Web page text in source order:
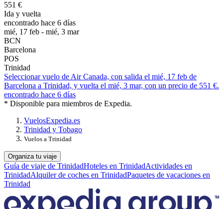
551 €
Ida y vuelta
encontrado hace 6 días
mié, 17 feb - mié, 3 mar
BCN
Barcelona
POS
Trinidad
Seleccionar vuelo de Air Canada, con salida el mié, 17 feb de
Barcelona a Trinidad, y vuelta el mié, 3 mar, con un precio de 551 €.
encontrado hace 6 días
* Disponible para miembros de Expedia.
VuelosExpedia.es
Trinidad y Tobago
Vuelos a Trinidad
Organiza tu viaje
Guía de viaje de TrinidadHoteles en TrinidadActividades en
TrinidadAlquiler de coches en TrinidadPaquetes de vacaciones en
Trinidad